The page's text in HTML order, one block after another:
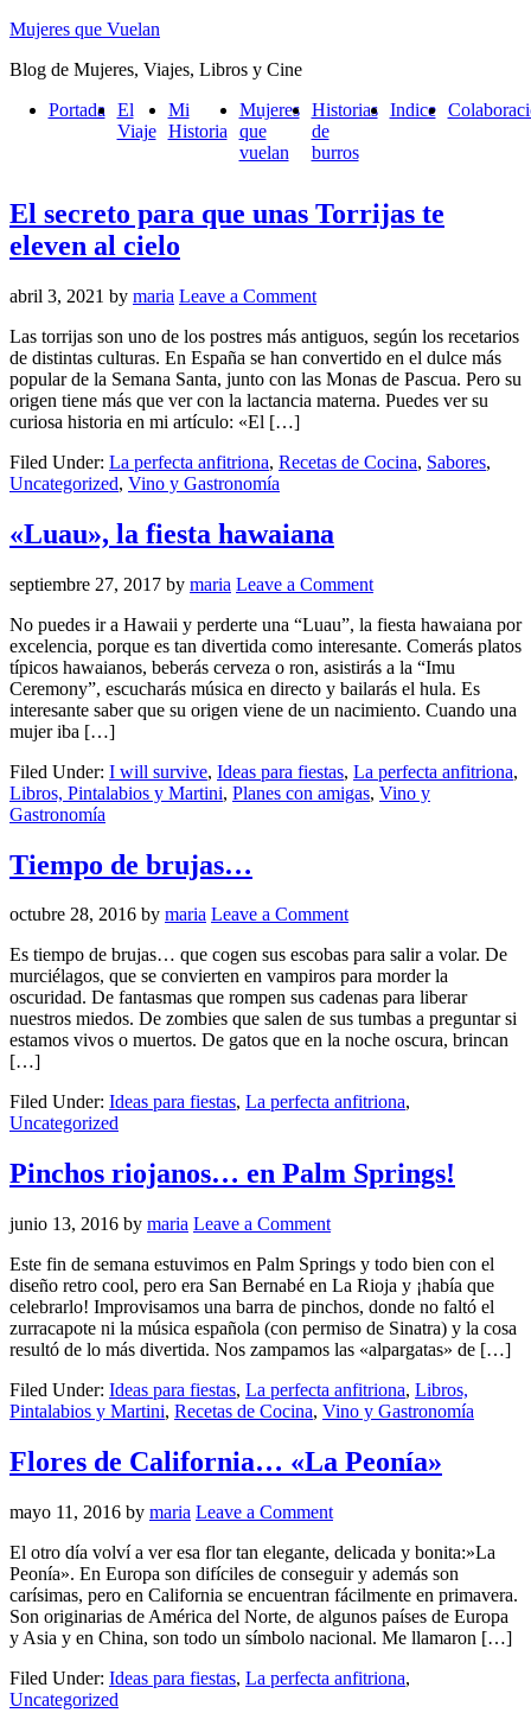
Mujeres que Vuelan
Blog de Mujeres, Viajes, Libros y Cine
Portada
El
Viaje
Mi
Historia
Mujeres
que
vuelan
Historias
de
burros
Indice
El secreto para que unas Torrijas te
eleven al cielo
abril 3, 2021 by maria Leave a Comment
Las torrijas son uno de los postres más antiguos, según los recetarios
de distintas culturas. En España se han convertido en el dulce más
popular de la Semana Santa, junto con las Monas de Pascua. Pero su
origen tiene más que ver con la lactancia materna. Puedes ver su
curiosa historia en mi artículo: «El […]
Filed Under: La perfecta anfitriona, Recetas de Cocina, Sabores,
Uncategorized, Vino y Gastronomía
«Luau», la fiesta hawaiana
septiembre 27, 2017 by maria Leave a Comment
No puedes ir a Hawaii y perderte una “Luau”, la fiesta hawaiana por
excelencia, porque es tan divertida como interesante. Comerás platos
típicos hawaianos, beberás cerveza o ron, asistirás a la “Imu
Ceremony”, escucharás música en directo y bailarás el hula. Es
interesante saber que su origen viene de un nacimiento. Cuando una
mujer iba […]
Filed Under: I will survive, Ideas para fiestas, La perfecta anfitriona,
Libros, Pintalabios y Martini, Planes con amigas, Vino y
Gastronomía
Tiempo de brujas…
octubre 28, 2016 by maria Leave a Comment
Es tiempo de brujas… que cogen sus escobas para salir a volar. De
murciélagos, que se convierten en vampiros para morder la
oscuridad. De fantasmas que rompen sus cadenas para liberar
nuestros miedos. De zombies que salen de sus tumbas a preguntar si
estamos vivos o muertos. De gatos que en la noche oscura, brincan
[…]
Filed Under: Ideas para fiestas, La perfecta anfitriona,
Uncategorized
Pinchos riojanos… en Palm Springs!
junio 13, 2016 by maria Leave a Comment
Este fin de semana estuvimos en Palm Springs y todo bien con el
diseño retro cool, pero era San Bernabé en La Rioja y ¡había que
celebrarlo! Improvisamos una barra de pinchos, donde no faltó el
zurracapote ni la música española (con permiso de Sinatra) y la cosa
resultó de lo más divertida. Nos zampamos las «alpargatas» de […]
Filed Under: Ideas para fiestas, La perfecta anfitriona, Libros,
Pintalabios y Martini, Recetas de Cocina, Vino y Gastronomía
Flores de California… «La Peonía»
mayo 11, 2016 by maria Leave a Comment
El otro día volví a ver esa flor tan elegante, delicada y bonita:»La
Peonía». En Europa son difíciles de conseguir y además son
carísimas, pero en California se encuentran fácilmente en primavera.
Son originarias de América del Norte, de algunos países de Europa
y Asia y en China, son todo un símbolo nacional. Me llamaron […]
Filed Under: Ideas para fiestas, La perfecta anfitriona,
Uncategorized